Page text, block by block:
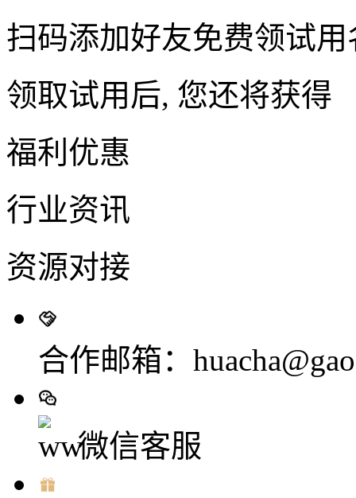
扫码添加好友免费领试用
领取试用后, 您还将获得
福利优惠
行业资讯
资源对接
合作邮箱：
微信客服